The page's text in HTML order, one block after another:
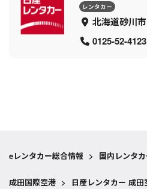
レンタカー
北海道砂川
0125-52-4123
eレンタカー総合情報 > 国内レンタ
成田国際空港 > 日産レンタカー 成